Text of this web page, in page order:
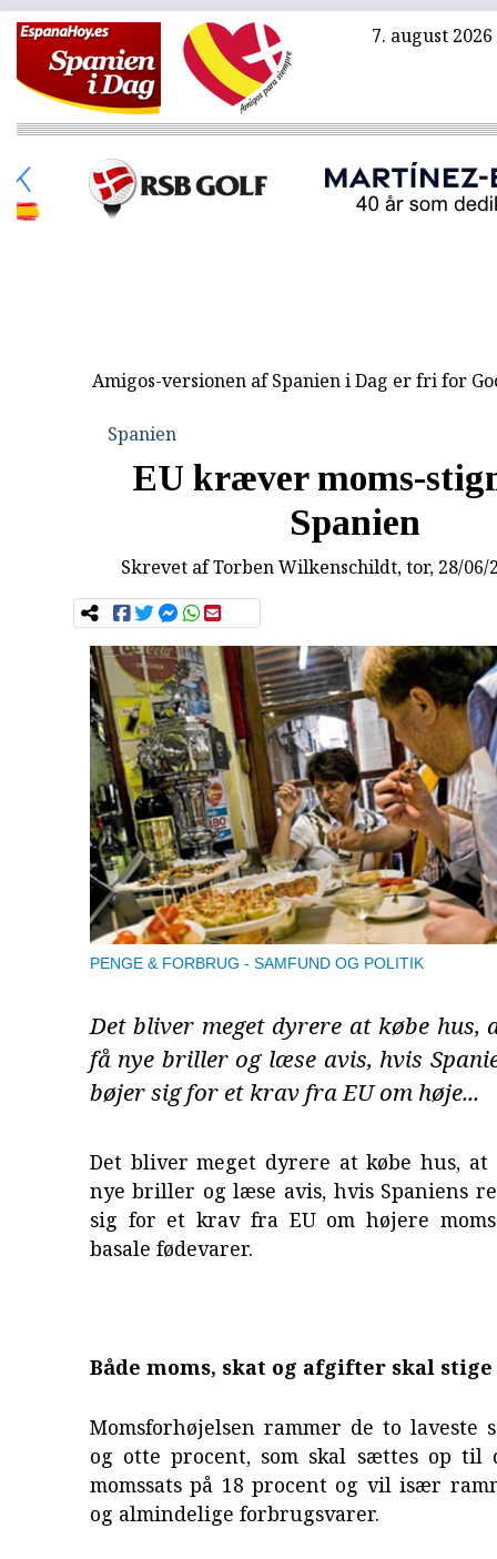
7. august 2026
Amigos-versionen af Spanien i Dag er fri for
Spanien
EU kræver moms-
Spanien
Skrevet afTorben Wilkenschildt, tor, 28/06/
PENGE & FORBRUG SAMFUND OG POLITIK
Det bliver meget dyrere at købe hus,
få nye briller og læse avis, hvis
bøjer sig for et krav fra EU om høje...
Det bliver meget dyrere at købe hus, at
nye briller og læse avis, hvis Spaniens
sig for et krav fra EU om højere
basale fødevarer.
Både moms, skat og afgifter skal stige
Momsforhøjelsen rammer de to laveste
og otte procent, som skal sættes op til
momssats på 18 procent og vil især
og almindelige forbrugsvarer.